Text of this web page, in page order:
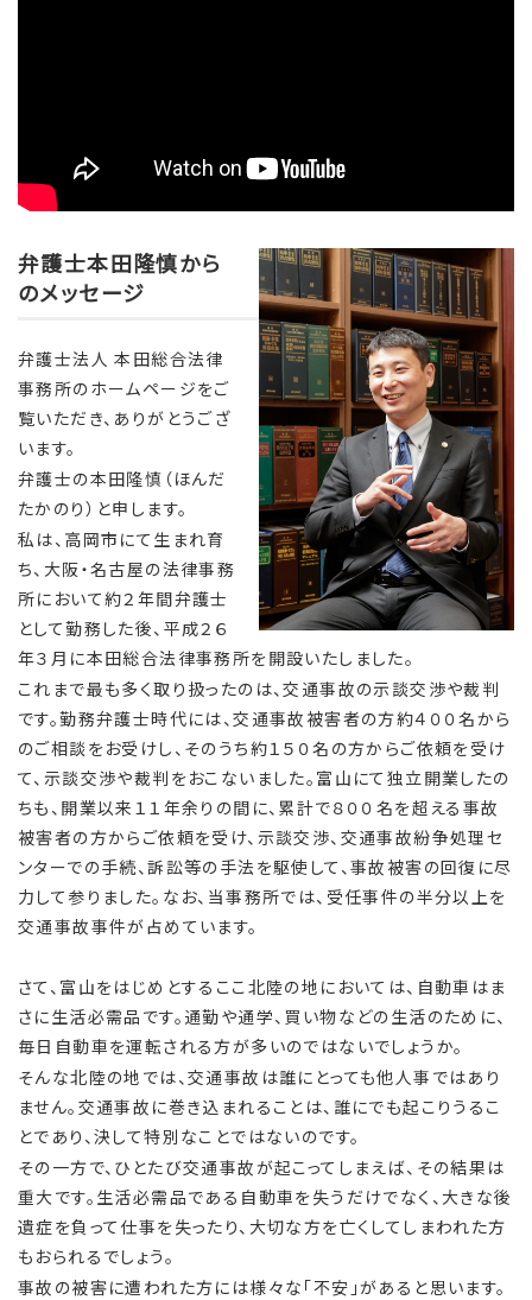
弁護士本田隆慎から
のメッセージ
弁護士法人 本田総合法律
事務所のホームページをご
覧いただき、ありがとうござ
います。
弁護士の本田隆慎（ほんだ
たかのり）と申します。
私は、高岡市にて生まれ育
ち、大阪・名古屋の法律事務
所において約２年間弁護士
として勤務した後、平成２６
年３月に本田総合法律事務所を開設いたしました。
これまで最も多く取り扱ったのは、交通事故の示談交渉や裁判
です。勤務弁護士時代には、交通事故被害者の方約４００名から
のご相談をお受けし、そのうち約１５０名の方からご依頼を受け
て、示談交渉や裁判をおこないました。富山にて独立開業したの
ちも、開業以来１１年余りの間に、累計で８００名を超える事故
被害者の方からご依頼を受け、示談交渉、交通事故紛争処理セ
ンターでの手続、訴訟等の手法を駆使して、事故被害の回復に尽
力して参りました。なお、当事務所では、受任事件の半分以上を
交通事故事件が占めています。
さて、富山をはじめとするここ北陸の地においては、自動車はま
さに生活必需品です。通勤や通学、買い物などの生活のために、
毎日自動車を運転される方が多いのではないでしょうか。
そんな北陸の地では、交通事故は誰にとっても他人事ではあり
ません。交通事故に巻き込まれることは、誰にでも起こりうるこ
とであり、決して特別なことではないのです。
その一方で、ひとたび交通事故が起こってしまえば、その結果は
重大です。生活必需品である自動車を失うだけでなく、大きな後
遺症を負って仕事を失ったり、大切な方を亡くしてしまわれた方
もおられるでしょう。
事故の被害に遭われた方には様々な「不安」があると思います。